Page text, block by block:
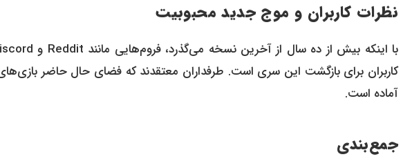
نظرات کاربران و موج جدید محبوبیت
آماده است.
جمع‌بندی